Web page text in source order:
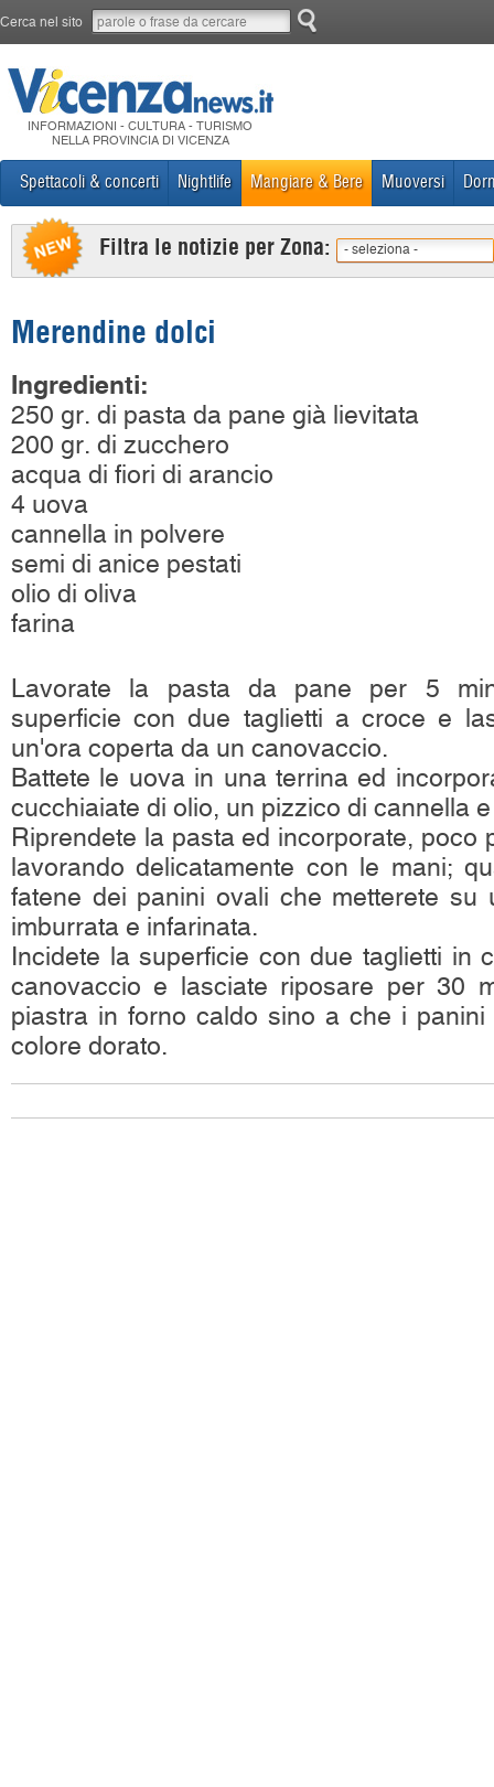
Cerca nel sito
INFORMAZIONI - CULTURA - TURISMO
NELLA PROVINCIA DI VICENZA
Spettacoli & concerti Nightlife Mangiare & Bere Muoversi
Filtra le notizie per Zona: - seleziona -
Merendine dolci
Ingredienti:
250 gr. di pasta da pane già lievitata
200 gr. di zucchero
acqua di fiori di arancio
4 uova
cannella in polvere
semi di anice pestati
olio di oliva
farina
Lavorate la pasta da pane per 5
superficie con due taglietti a croce e
un'ora coperta da un canovaccio.
Battete le uova in una terrina ed
cucchiaiate di olio, un pizzico di cannella
Riprendete la pasta ed incorporate, poco
lavorando delicatamente con le mani;
fatene dei panini ovali che metterete su
imburrata e infarinata.
Incidete la superficie con due taglietti in
canovaccio e lasciate riposare per 30
piastra in forno caldo sino a che i
colore dorato.